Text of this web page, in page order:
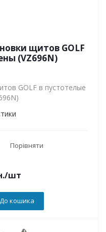
щитов GOLF
(VZ696N)
GOLF в пустотелые
Порівняти
/шт
До кошика